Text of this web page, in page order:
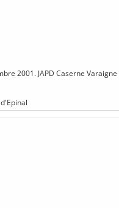
2001. JAPD Caserne